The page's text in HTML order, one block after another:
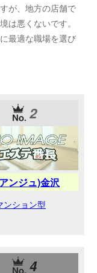
が、地方の店舗で
は悪くないです。
最適な職場を選び
2
ンジュ)金沢
ンション型
4